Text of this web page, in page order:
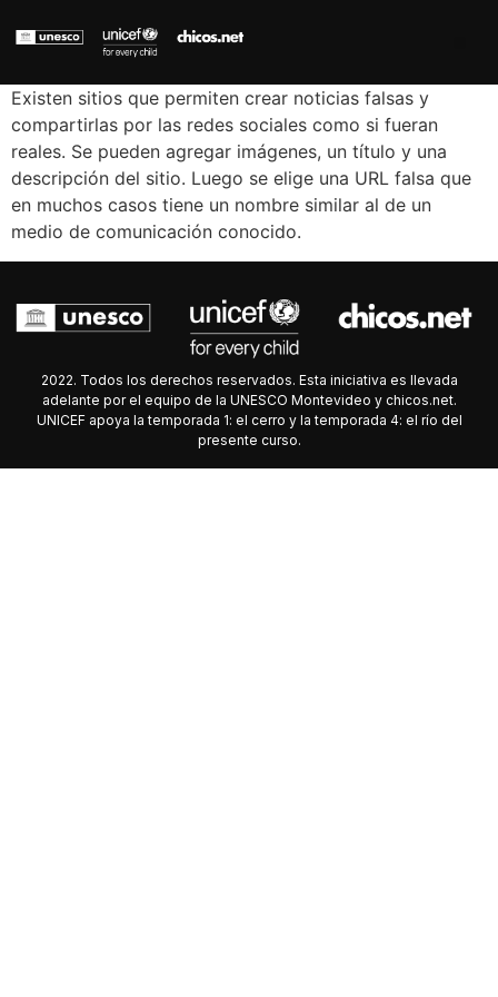
Existen sitios que permiten crear noticias falsas y
compartirlas por las redes sociales como si fueran
reales. Se pueden agregar imágenes, un título y una
descripción del sitio. Luego se elige una URL falsa que
en muchos casos tiene un nombre similar al de un
medio de comunicación conocido.
2022. Todos los derechos reservados. Esta iniciativa es llevada
adelante por el equipo de la UNESCO Montevideo y chicos.net.
UNICEF apoya la temporada 1: el cerro y la temporada 4: el río del
presente curso.